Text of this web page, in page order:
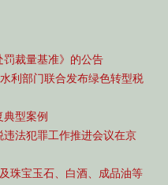
罚裁量基准》的公告
利部门联合发布绿色转型税
型案例
法犯罪工作推进会议在京
珠宝玉石、白酒、成品油等